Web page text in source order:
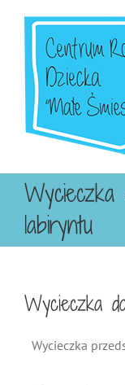
zawartości
labiryntu
Wycieczka
Wycieczka